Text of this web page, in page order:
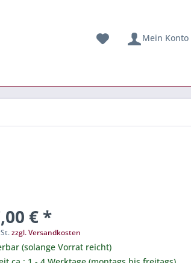
Mein Konto
€ *
zzgl. Versandkosten
(solange Vorrat reicht)